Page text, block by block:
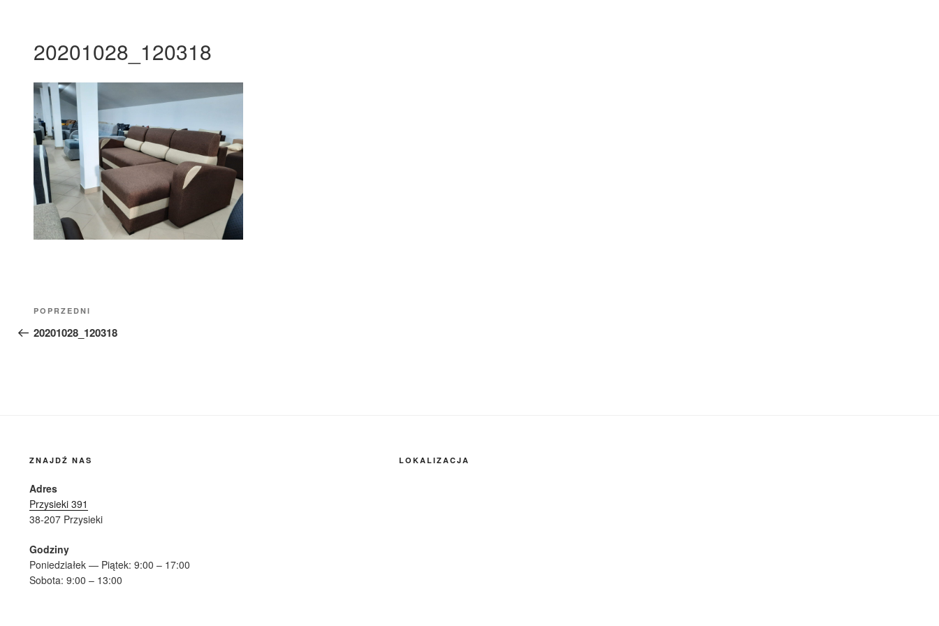
20201028_120318
Nawigacja
wpisu
Poprzedni
wpis
POPRZEDNI
20201028_120318
ZNAJDŹ NAS
Adres
Przysieki 391
38-207 Przysieki
Godziny
Poniedziałek — Piątek: 9:00 – 17:00
Sobota: 9:00 – 13:00
LOKALIZACJA